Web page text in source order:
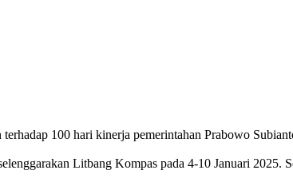
terhadap 100 hari kinerja pemerintahan Prabowo
Litbang Kompas pada 4-10 Januari